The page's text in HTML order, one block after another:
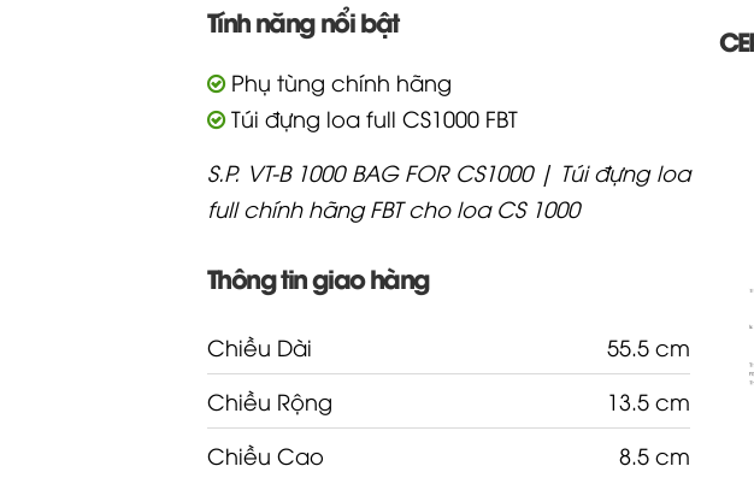
Tính năng nổi bật
Phụ tùng chính hãng
Túi đựng loa full CS1000 FBT
S.P. VT-B 1000 BAG FOR CS1000 | Túi đựng loa
full chính hãng FBT cho loa CS 1000
Thông tin giao hàng
Chiều Dài
55.5 cm
Chiều Rộng
13.5 cm
Chiều Cao
8.5 cm